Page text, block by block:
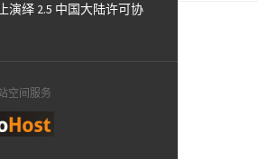
演绎 2.5 中国大陆许可协
空间服务